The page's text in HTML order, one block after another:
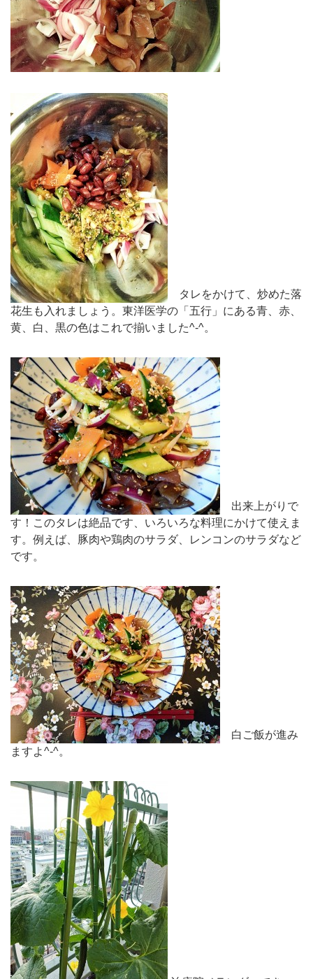
タレをかけて、炒めた落
花生も入れましょう。東洋医学の「五行」にある青、赤、
黄、白、黒の色はこれで揃いました^-^。
出来上がりで
す！このタレは絶品です、いろいろな料理にかけて使えま
す。例えば、豚肉や鶏肉のサラダ、レンコンのサラダなど
です。
白ご飯が進み
ますよ^-^。